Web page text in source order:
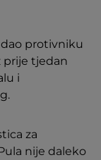
dao protivniku
prije tjedan
i
za
nije daleko